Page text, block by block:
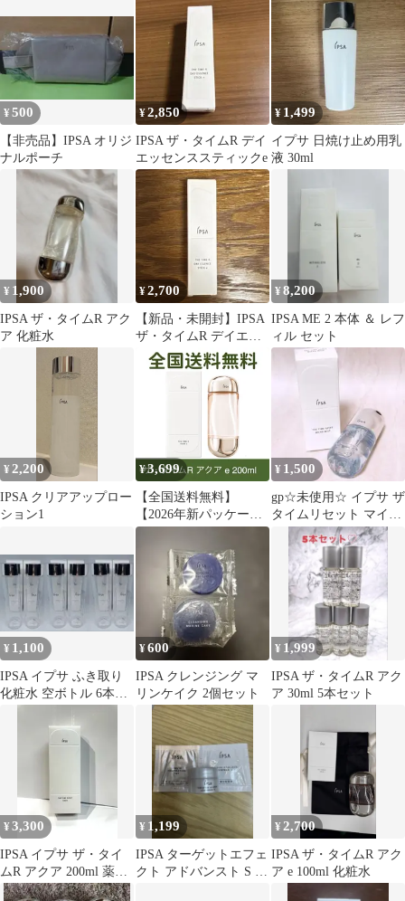
¥500
【非売品】IPSA オリジ
ナルポーチ
¥2,850
IPSA ザ・タイムR デイ
エッセンススティックe
¥ 1,499
イプサ 日焼け止め用乳
液 30ml
¥ 1,900
IPSA ザ・タイムR アク
ア 化粧水
¥2,700
【新品・未開封】IPSA
ザ・タイムR デイエッ
センススティックe
¥8,200
IPSA ME 2 本体 ＆ レフ
ィル セット
¥2,200
IPSA クリアアップロー
ション1
¥3,699
【全国送料無料】
【2026年新パッケー
ジ】 IPSA イプサ ザ・
タイムR アクア e
200mL 薬用化粧水
¥ 1,500
gp☆未使用☆ イプサ ザ
タイムリセット マイク
ロミスト 50ml
¥ 1,100
IPSA イプサ ふき取り
化粧水 空ボトル 6本セ
ット
¥600
IPSA クレンジング マ
リンケイク 2個セット
¥ 1,999
IPSA ザ・タイムR アク
ア 30ml 5本セット
¥3,300
IPSA イプサ ザ・タイ
ムR アクア 200ml 薬用
化粧水
¥ 1,199
IPSA ターゲットエフェ
クト アドバンスト S 3g
¥ 2,700
IPSA ザ・タイムR アク
ア e 100ml 化粧水